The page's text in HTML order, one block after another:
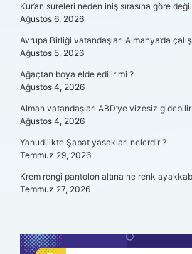
Kur’an sureleri neden iniş sırasına göre
Ağustos 6, 2026
Avrupa Birliği vatandaşları Almanya’da
Ağustos 5, 2026
Ağaçtan boya elde edilir mi ?
Ağustos 4, 2026
Alman vatandaşları ABD’ye vizesiz
Ağustos 4, 2026
Yahudilikte Şabat yasakları nelerdir ?
Temmuz 29, 2026
Krem rengi pantolon altına ne renk
Temmuz 27, 2026